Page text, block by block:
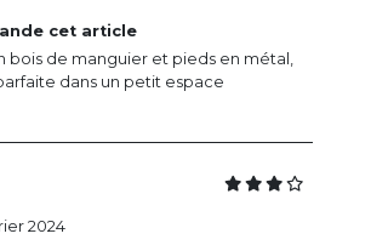
cet article
bois de manguier et pieds en métal,
dans un petit espace
2024